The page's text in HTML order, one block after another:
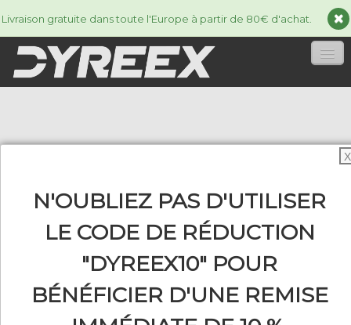
Livraison gratuite dans toute l'Europe à partir de 80€ d'achat.
CORDAGES▼
0
X
N'OUBLIEZ PAS D'UTILISER
LE CODE DE RÉDUCTION
"DYREEX10" POUR
BÉNÉFICIER D'UNE REMISE